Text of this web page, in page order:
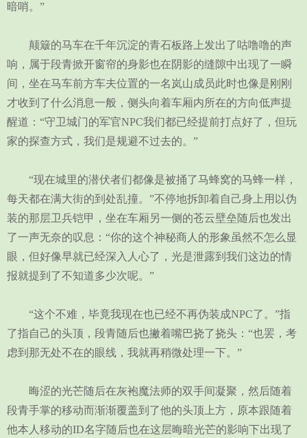
暗哨。”
颠簸的马车在千年沉淀的青石板路上发出了咕噜噜的声
响，属于段青掀开窗帘的身影也在阴影的缝隙中出现了一瞬
间，坐在马车前方车夫位置的一名岚山成员此时也像是刚刚
才收到了什么消息一般，侧头向着车厢内所在的方向低声提
醒道：“守卫城门的军官NPC我们都已经提前打点好了，但玩
家的探查方式，我们是规避不过去的。”
“现在城里的潜伏者们都像是被捅了马蜂窝的马蜂一样，
每天都在满大街的到处乱撞。”不停地拆卸着自己身上用以伪
装的那层卫兵铠甲，坐在车厢另一侧的苍云壁垒随后也发出
了一声无奈的叹息：“你的这个神秘商人的形象虽然不怎么显
眼，但好像早就已经深入人心了，光是泄露到我们这边的情
报就提到了不知道多少次呢。”
“这个不难，毕竟我现在也已经不再伪装成NPC了。”指
了指自己的头顶，段青随后也撇着嘴巴挠了挠头：“也罢，考
虑到那无处不在的眼线，我就再稍微处理一下。”
晦涩的光芒随后在灰袍魔法师的双手间凝聚，然后随着
段青手掌的移动而渐渐覆盖到了他的头顶上方，原本跟随着
他本人移动的ID名字随后也在这层晦暗光芒的影响下出现了